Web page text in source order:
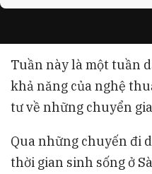
Từ 08.02 đến
Ngày 01.03.2026,
tại A Queer Museum,
công, khám phá góc
đen.
Tuần này là một tuần
khả năng của nghệ
tư về những chuyển
Qua những chuyến đi
thời gian sinh sống ở